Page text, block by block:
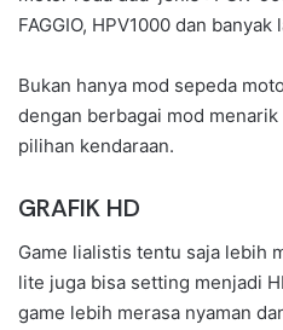
FAGGIO, HPV1000 dan banyak
Bukan hanya mod sepeda
dengan berbagai mod
pilihan kendaraan.
GRAFIK HD
Game lialistis tentu saja lebih
lite juga bisa setting menjadi
game lebih merasa nyaman